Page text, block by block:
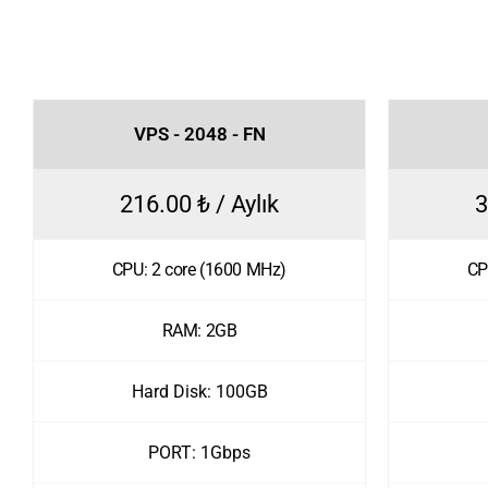
VPS - 2048 - FN
216.00 ₺ / Aylık
CPU: 2 core (1600 MHz)
RAM: 2GB
Hard Disk: 100GB
PORT: 1Gbps